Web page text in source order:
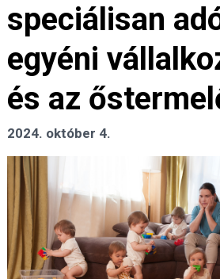
speciálisan
egyéni
és az
2024. október 4.